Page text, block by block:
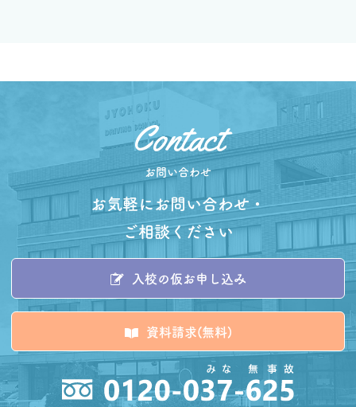
お問い合わせ
お気軽にお問い合わせ・
ご相談ください
入校の仮お申し込み
資料請求(無料)